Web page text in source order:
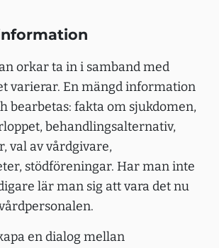
orkar ta in i samband med
varierar. En mängd information
bearbetas: fakta om sjukdomen,
behandlingsalternativ,
val av vårdgivare,
stödföreningar. Har man inte
lär man sig att vara det nu
en dialog mellan